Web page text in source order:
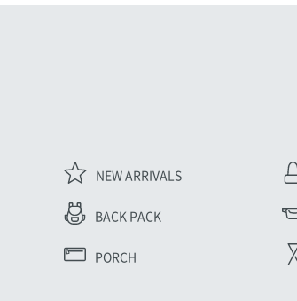
NEW ARRIVALS
BACK PACK
PORCH